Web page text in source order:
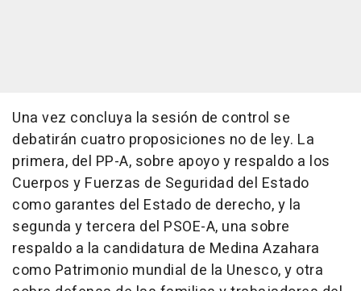
Una vez concluya la sesión de control se
debatirán cuatro proposiciones no de ley. La
primera, del PP-A, sobre apoyo y respaldo a los
Cuerpos y Fuerzas de Seguridad del Estado
como garantes del Estado de derecho, y la
segunda y tercera del PSOE-A, una sobre
respaldo a la candidatura de Medina Azahara
como Patrimonio mundial de la Unesco, y otra